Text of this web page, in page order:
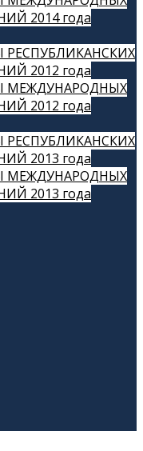
2014 года
РЕСПУБЛИКАНСКИХ
2012 года
МЕЖДУНАРОДНЫХ
2012 года
РЕСПУБЛИКАНСКИХ
2013 года
МЕЖДУНАРОДНЫХ
2013 года